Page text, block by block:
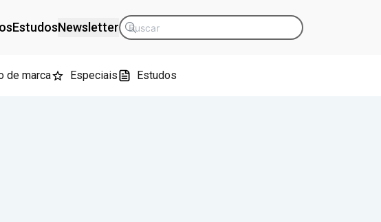
EstudosNewsletter
de marca Especiais Estudos